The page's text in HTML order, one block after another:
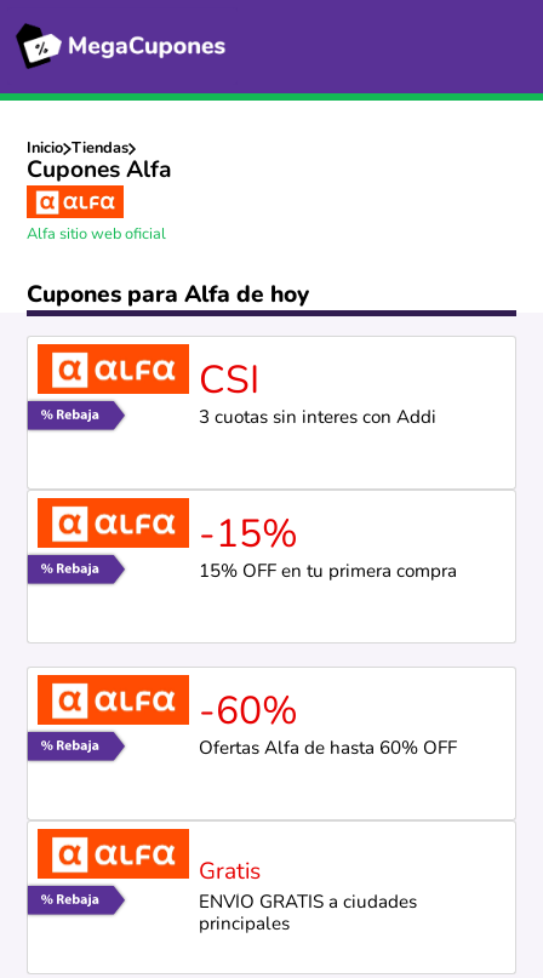
Inicio Tiendas
Cupones Alfa
Alfa sitio web oficial
Cupones para Alfa de hoy
CSI
3 cuotas sin interes con Addi
-15%
15% OFF en tu primera compra
-60%
Ofertas Alfa de hasta 60% OFF
Gratis
ENVÍO GRATIS a ciudades
principales